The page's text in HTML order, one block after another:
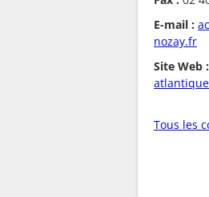
E-mail :
nozay.fr
Site Web :
Tous les